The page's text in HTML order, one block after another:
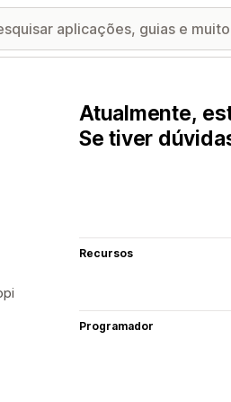
Atualmente,
Se tiver
Recursos
Programador